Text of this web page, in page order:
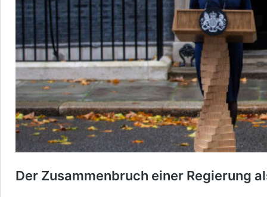
Der Zusammenbruch einer Regierung